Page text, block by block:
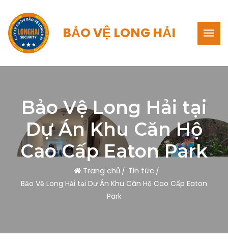
BẢO VỆ LONG HẢI
Bảo Vệ Long Hải tại
Dự Án Khu Căn Hộ
Cao Cấp Eaton Park
Trang chủ Tin tức
Bảo Vệ Long Hải tại Dự Án Khu Căn Hộ Cao Cấp Eaton
Park